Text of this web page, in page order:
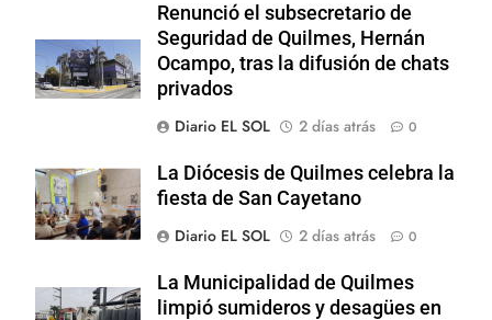
Renunció el subsecretario de
Seguridad de Quilmes, Hernán
Ocampo, tras la difusión de chats
privados
Diario EL SOL
2 días atrás 0
La Diócesis de Quilmes celebra la
fiesta de San Cayetano
Diario EL SOL
2 días atrás 0
La Municipalidad de Quilmes
limpió sumideros y desagües en